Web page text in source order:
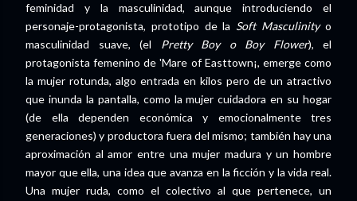
feminidad y la masculinidad, aunque introduciendo el
personaje-protagonista, prototipo de la Soft Masculinityo
masculinidad suave, (el Pretty Boy o Boy Flower), el
protagonista femenino de 'Mare of Easttown¡, emerge como
la mujer rotunda, algo entrada en kilos pero de un atractivo
que inunda la pantalla, como la mujer cuidadora en su hogar
(de ella dependen económica y emocionalmente tres
generaciones) y productora fuera del mismo; también hay una
aproximación al amor entre una mujer madura y un hombre
mayor que ella, una idea que avanza en la ficción y la vida real.
Una mujer ruda, como el colectivo al que pertenece, un